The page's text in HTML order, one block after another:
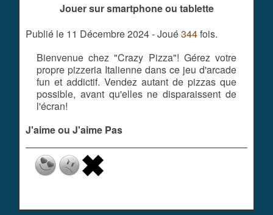
Jouer sur smartphone ou tablette
Publié le 11 Décembre 2024 - Joué344fois.
Bienvenue chez "Crazy Pizza"! Gérez votre
propre pizzeria Italienne dans ce jeu d'arcade
fun et addictif. Vendez autant de pizzas que
possible, avant qu'elles ne disparaissent de
l'écran!
J'aime ou J'aime Pas